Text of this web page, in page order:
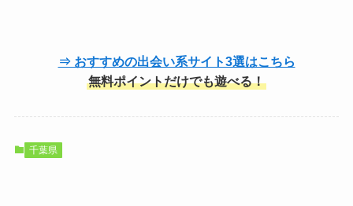
⇒ おすすめの出会い系サイト3選はこちら
無料ポイントだけでも遊べる！
千葉県